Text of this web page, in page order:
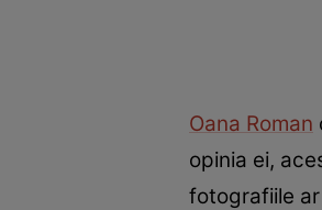
Oana Roman
opinia ei,
fotografiile